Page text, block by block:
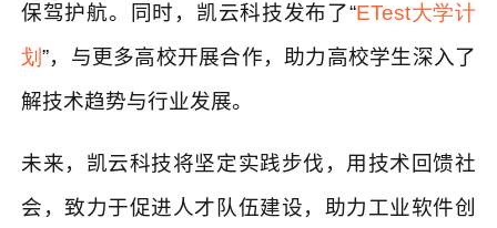
保驾护航。同时，凯云科技发布了“ETest大学计
划”，与更多高校开展合作，助力高校学生深入了
解技术趋势与行业发展。
未来，凯云科技将坚定实践步伐，用技术回馈社
会，致力于促进人才队伍建设，助力工业软件创